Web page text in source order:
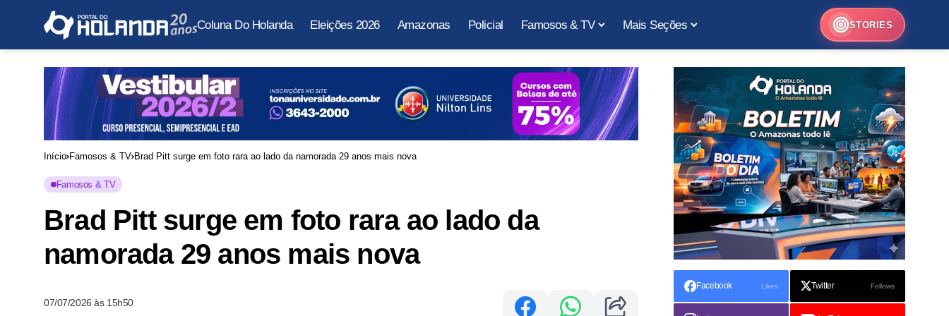
Coluna Do Holanda Eleições 2026 Amazonas Policial Famosos & TV Mais Seções STORIES
Início Famosos & TV Brad Pitt surge em foto rara ao lado da namorada 29 anos mais nova
Famosos & TV
Brad Pitt surge em foto rara ao lado da
namorada 29 anos mais nova
07/07/2026 às 15h50
Facebook Likes Twitter Follows